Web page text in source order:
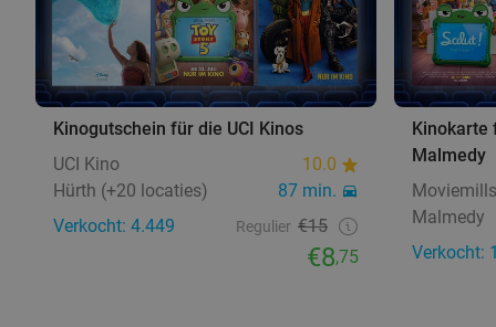
Kinogutschein für die UCI Kinos
UCI Kino
10.0
Hürth (+20 locaties)
87 min.
Verkocht: 4.449
Regulier €15
€8,75
Kinokarte
Malmedy
Moviemills
Malmedy
Verkocht: